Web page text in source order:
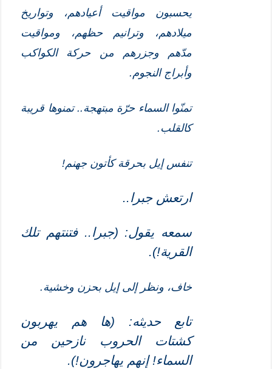
يحسبون مواقيت أعيادهم، وتواريخ
ميلادهم، وترانيم حظهم، ومواقيت
مدّهم وجزرهم من حركة الكواكب
وأبراج النجوم.
تمنّوا السماء حرّة مبتهجة.. تمنوها قريبة
كالقلب.
تنفس إيل بحرقة كأتون جهنم!
ارتعش جبرا..
سمعه يقول: (جبرا.. فتنتهم تلك
القرية!).
خاف، ونظر إلى إيل بحزن وخشية.
تابع حديثه: (ها هم يهربون
كشتات الحروب نازحين من
السماء! إنهم يهاجرون!).